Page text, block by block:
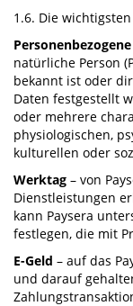
1.6. Die
natürliche Person
bekannt ist oder
Daten festgestellt
oder mehrere
physiologischen,
kulturellen oder
Werktag – von
Dienstleistungen
kann Paysera
festlegen, die mit
E-Geld – auf das
und darauf